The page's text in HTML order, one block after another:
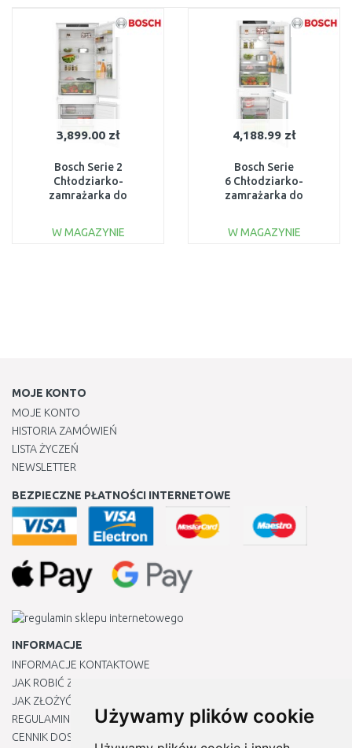
Używamy plików cookie
3,899.00 zł
Bosch Serie 2
Chłodziarko-
zamrażarka do
193.5x69.1cm
W MAGAZYNIE
4,188.99 zł
Bosch Serie
6 Chłodziarko-
zamrażarka do
cm
W MAGAZYNIE
MOJE KONTO
MOJE KONTO
HISTORIA ZAMÓWIEŃ
LISTA ŻYCZEŃ
NEWSLETTER
BEZPIECZNE PŁATNOŚCI INTERNETOWE
INFORMACJE
INFORMACJE KONTAKTOWE
JAK ROBIĆ ZAKUPY ?
JAK ZŁOŻYĆ REKLAMACJĘ
REGULAMIN
CENNIK DOSTAWY